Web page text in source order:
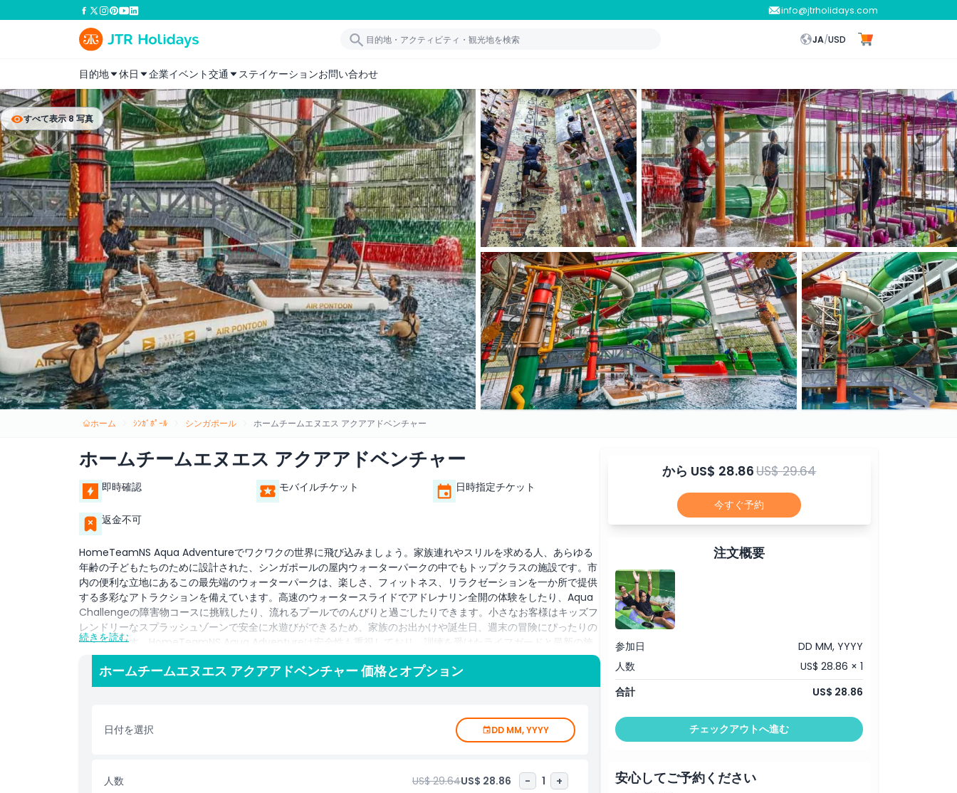
info@jtrholidays.com
JA/USD
目的地 休日 企業イベント交通 ステイケーションお問い合わせ
すべて表示 8 写真
ホーム ｼﾝｶﾞﾎﾟｰﾙ シンガポール ホームチームエヌエス アクアアドベンチャー
ホームチームエヌエス アクアアドベンチャー
即時確認 モバイルチケット 日時指定チケット
返金不可
HomeTeamNS Aqua Adventureでワクワクの世界に飛び込みましょう。家族連れやスリルを求める人、あらゆる
年齢の子どもたちのために設計された、シンガポールの屋内ウォーターパークの中でもトップクラスの施設です。市
内の便利な立地にあるこの最先端のウォーターパークは、楽しさ、フィットネス、リラクゼーションを一か所で提供
する多彩なアトラクションを備えています。高速のウォータースライドでアドレナリン全開の体験をしたり、Aqua
Challengeの障害物コースに挑戦したり、流れるプールでのんびりと過ごしたりできます。小さなお客様はキッズフ
レンドリーなスプラッシュゾーンで安全に水遊びができるため、家族のお出かけや誕生日、週末の冒険にぴったりの
スポットです。HomeTeamNS Aqua Adventureは安全性も重視しており、訓練を受けたライフガードと最新の施
設により、誰もが安心して楽しめる環境を提供しています。暑さをしのぎたいとき、特別な日を祝いたいとき、ある
いは単に屋内で楽しい一日を過ごしたいとき──このシンガポールの屋内ウォーターパークはそれらすべてを備えて
います。刺激的なアトラクションと家族向けの雰囲気が魅力のHomeTeamNS Aqua Adventureは、シンガポール
続きを読む
ホームチームエヌエス アクアアドベンチャー 価格とオプション
日付を選択 DD MM, YYYY
人数 US$ 29.64US$ 28.86 - 1 +
から US$ 28.86US$ 29.64
今すぐ予約
注文概要
参加日
DD MM, YYYY
人数
US$ 28.86 × 1
合計
US$ 28.86
チェックアウトへ進む
安心してご予約ください